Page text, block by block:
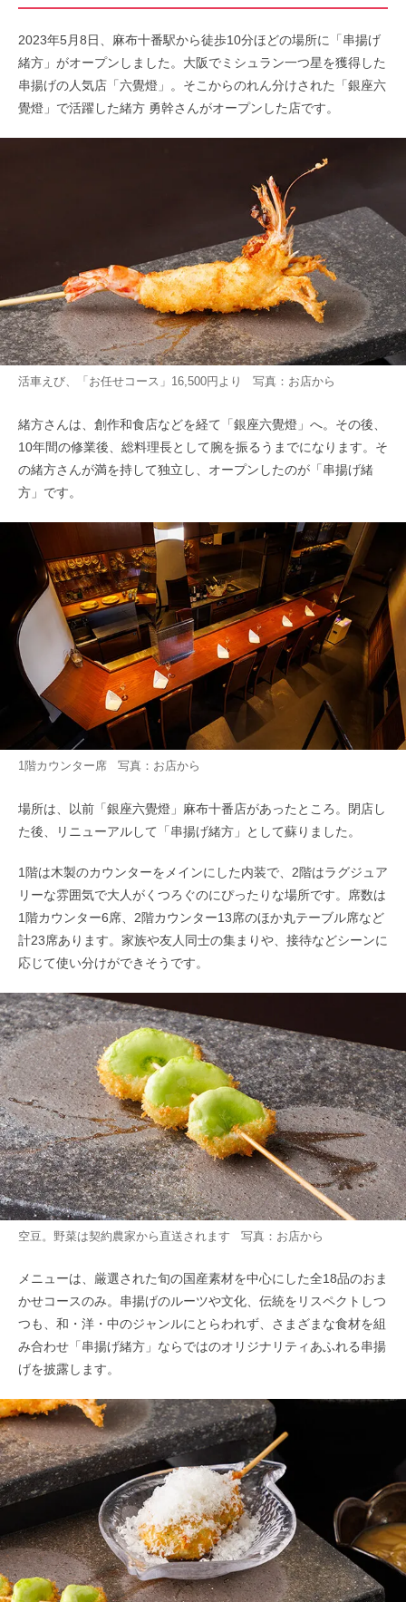
2023年5月8日、麻布十番駅から徒歩10分ほどの場所に「串揚げ
緒方」がオープンしました。大阪でミシュラン一つ星を獲得した
串揚げの人気店「六覺燈」。そこからのれん分けされた「銀座六
覺燈」で活躍した緒方 勇幹さんがオープンした店です。
活車えび、「お任せコース」16,500円より 写真：お店から
緒方さんは、創作和食店などを経て「銀座六覺燈」へ。その後、
10年間の修業後、総料理長として腕を振るうまでになります。そ
の緒方さんが満を持して独立し、オープンしたのが「串揚げ緒
方」です。
1階カウンター席 写真：お店から
場所は、以前「銀座六覺燈」麻布十番店があったところ。閉店し
た後、リニューアルして「串揚げ緒方」として蘇りました。
1階は木製のカウンターをメインにした内装で、2階はラグジュア
リーな雰囲気で大人がくつろぐのにぴったりな場所です。席数は
1階カウンター6席、2階カウンター13席のほか丸テーブル席など
計23席あります。家族や友人同士の集まりや、接待などシーンに
応じて使い分けができそうです。
空豆。野菜は契約農家から直送されます 写真：お店から
メニューは、厳選された旬の国産素材を中心にした全18品のおま
かせコースのみ。串揚げのルーツや文化、伝統をリスペクトしつ
つも、和・洋・中のジャンルにとらわれず、さまざまな食材を組
み合わせ「串揚げ緒方」ならではのオリジナリティあふれる串揚
げを披露します。